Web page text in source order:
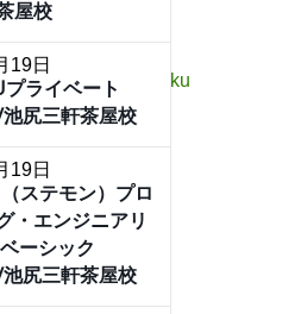
屋校
19日
プライベート
尻三軒茶屋校
19日
ステモン）プロ
・エンジニアリ
ーシック
尻三軒茶屋校